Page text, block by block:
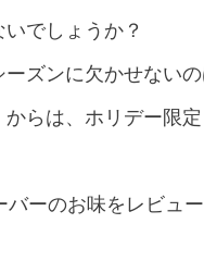
でしょうか？
ズンに欠かせない
らは、ホリデー限
バーのお味をレビュ